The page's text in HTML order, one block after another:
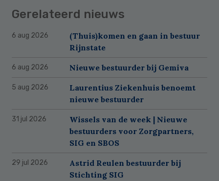
Gerelateerd nieuws
6 aug 2026
(Thuis)komen en gaan in bestuur
Rijnstate
6 aug 2026 Nieuwe bestuurder bij Gemiva
5 aug 2026
Laurentius Ziekenhuis benoemt
nieuwe bestuurder
31 jul 2026
Wissels van de week | Nieuwe
bestuurders voor Zorgpartners,
SIG en SBOS
29 jul 2026
Astrid Reulen bestuurder bij
Stichting SIG